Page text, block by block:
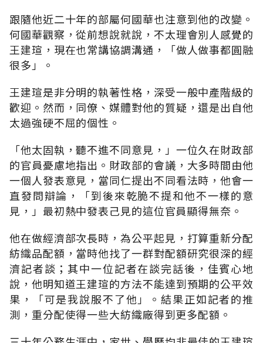
跟隨他近二十年的部屬何國華也注意到他的改變。
何國華觀察，從前想說就說，不太理會別人感覺的
王建瑄，現在也常講協調溝通，「做人做事都圓融
很多」。
王建瑄是非分明的執著性格，深受一般中產階級的
歡迎。然而，同僚、媒體對他的質疑，還是出自他
太過強硬不屈的個性。
「他太固執，聽不進不同意見，」一位久在財政部
的官員憂慮地指出。財政部的會議，大多時間由他
一個人發表意見，當同仁提出不同看法時，他會一
直發問辯論，「到後來乾脆不提和他不一樣的意
見，」最初熱中發表己見的這位官員顯得無奈。
他在做經濟部次長時，為公平起見，打算重新分配
紡織品配額，當時他找了一群對配額研究很深的經
濟記者談；其中一位記者在談完話後，佳賓心地
說，他明知道王建瑄的方法不能達到預期的公平效
果，「可是我說服不了他」。結果正如記者的推
測，重分配使得一些大紡織廠得到更多配額。